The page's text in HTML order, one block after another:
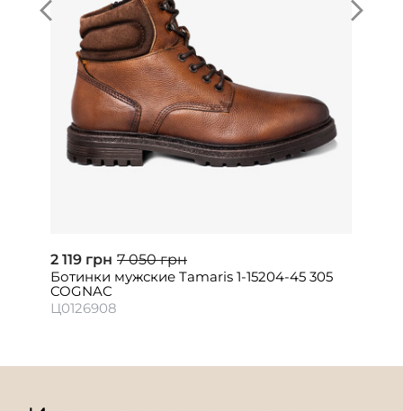
2 119 грн 7 050 грн
Ботинки мужские Tamaris 1-15204-45 305
COGNAC
Ц0126908